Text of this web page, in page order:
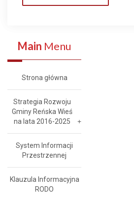
Main Menu
Strona główna
Strategia Rozwoju
Gminy Reńska Wieś
na lata 2016-2025
System Informacji
Przestrzennej
Klauzula Informacyjna
RODO